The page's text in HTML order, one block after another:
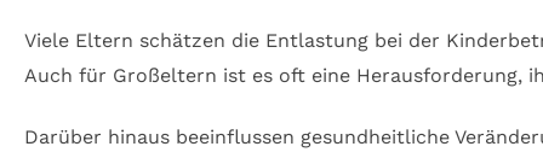
Viele Eltern schätzen die Entlastung bei der
Auch für Großeltern ist es oft eine Herausforderung,
Darüber hinaus beeinflussen gesundheitliche